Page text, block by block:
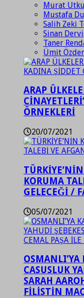
Murat
Mustafa
Salih Zeki
Sinan
Taner
Ümit
ARAP
ÖRNEKLERİ
20/07/2021
KORUMA
GELECEĞİ /
05/07/2021
CASUSLUK
SARAH
FİLİSTİN